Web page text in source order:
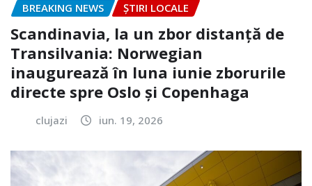
BREAKING NEWS ȘTIRI LOCALE
Scandinavia, la un zbor distanță de
Transilvania: Norwegian
inaugurează în luna iunie zborurile
directe spre Oslo și Copenhaga
clujazi iun. 19, 2026